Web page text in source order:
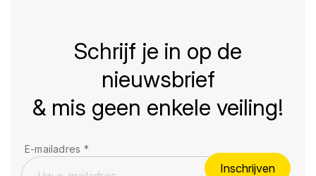
Schrijf je in op de
nieuwsbrief
& mis geen enkele veiling!
E-mailadres *
Inschrijven